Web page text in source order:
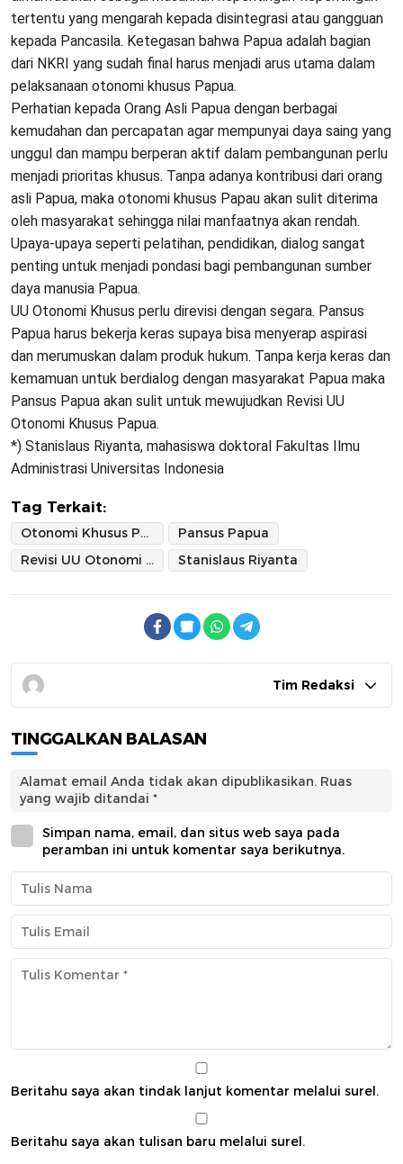
tertentu yang mengarah kepada disintegrasi atau gangguan
kepada Pancasila. Ketegasan bahwa Papua adalah bagian
dari NKRI yang sudah final harus menjadi arus utama dalam
pelaksanaan otonomi khusus Papua.
Perhatian kepada Orang Asli Papua dengan berbagai
kemudahan dan percapatan agar mempunyai daya saing yang
unggul dan mampu berperan aktif dalam pembangunan perlu
menjadi prioritas khusus. Tanpa adanya kontribusi dari orang
asli Papua, maka otonomi khusus Papau akan sulit diterima
oleh masyarakat sehingga nilai manfaatnya akan rendah.
Upaya-upaya seperti pelatihan, pendidikan, dialog sangat
penting untuk menjadi pondasi bagi pembangunan sumber
daya manusia Papua.
UU Otonomi Khusus perlu direvisi dengan segara. Pansus
Papua harus bekerja keras supaya bisa menyerap aspirasi
dan merumuskan dalam produk hukum. Tanpa kerja keras dan
kemamuan untuk berdialog dengan masyarakat Papua maka
Pansus Papua akan sulit untuk mewujudkan Revisi UU
Otonomi Khusus Papua.
*) Stanislaus Riyanta, mahasiswa doktoral Fakultas Ilmu
Administrasi Universitas Indonesia
Tag Terkait:
Otonomi Khusus Papua
Pansus Papua
Revisi UU Otonomi Khusus Papua
Stanislaus Riyanta
Tim Redaksi
TINGGALKAN BALASAN
Alamat email Anda tidak akan dipublikasikan. Ruas
yang wajib ditandai *
Simpan nama, email, dan situs web saya pada
peramban ini untuk komentar saya berikutnya.
Beritahu saya akan tindak lanjut komentar melalui surel.
Beritahu saya akan tulisan baru melalui surel.